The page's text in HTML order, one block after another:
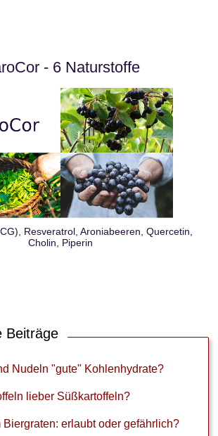
- 6 Naturstoffe
Resveratrol, Aroniabeeren, Quercetin,
Cholin, Piperin
Beiträge
Nudeln "gute" Kohlenhydrate?
lieber Süßkartoffeln?
Biergraten: erlaubt oder gefährlich?